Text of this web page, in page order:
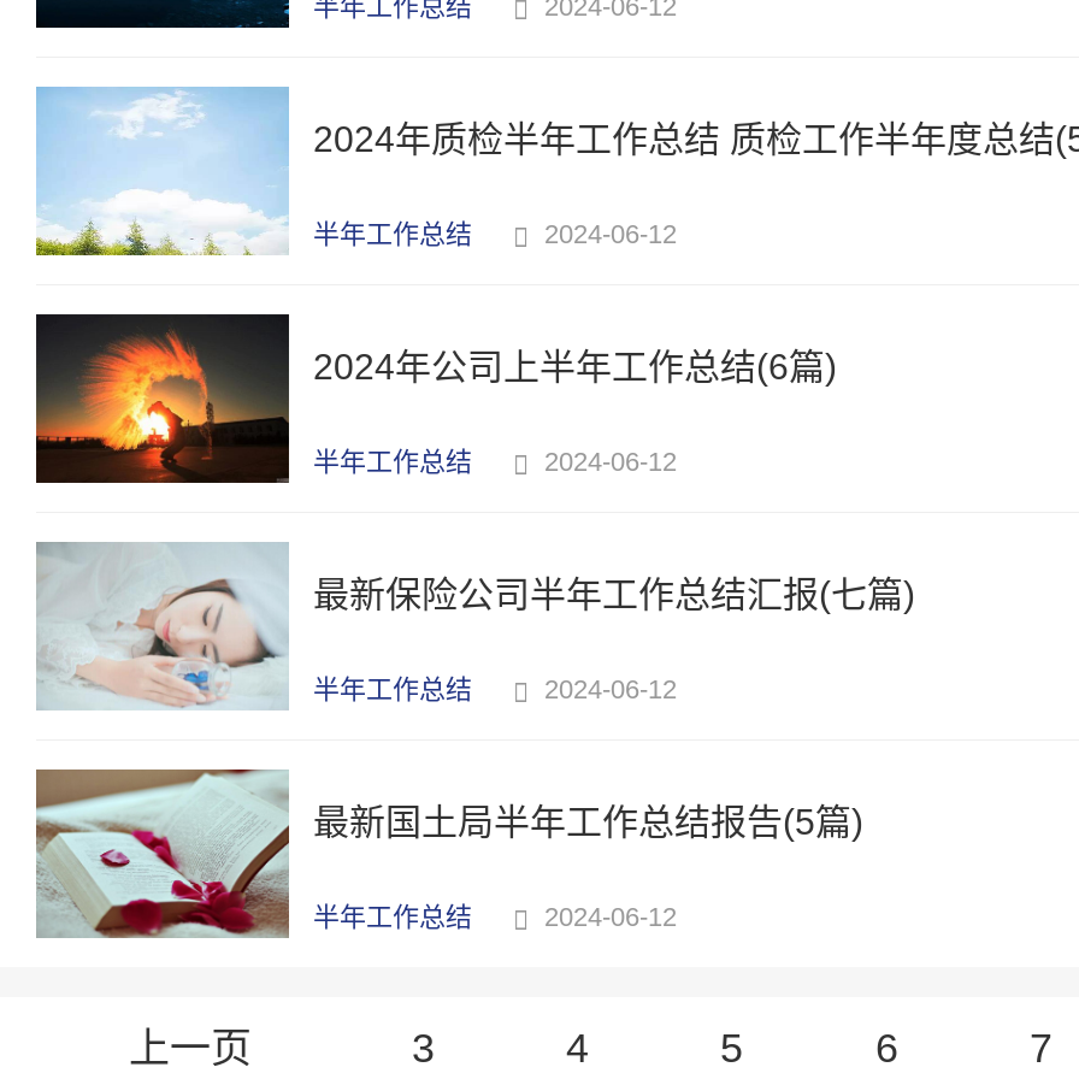
半年工作总结 2024-06-12
2024年质检半年工作总结 质检工作半年度总结
半年工作总结 2024-06-12
2024年公司上半年工作总结(6篇)
半年工作总结 2024-06-12
最新保险公司半年工作总结汇报(七篇)
半年工作总结 2024-06-12
最新国土局半年工作总结报告(5篇)
半年工作总结 2024-06-12
上一页 3 4 5 6 7